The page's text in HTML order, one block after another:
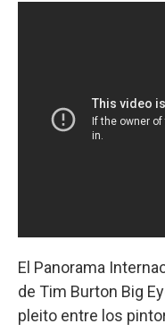
El Panorama
de Tim Burton Big
pleito entre los